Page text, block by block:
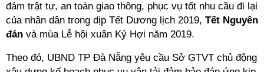
đảm trật tự, an toàn giao thông, phục vụ tốt nhu cầu đi lại
của nhân dân trong dịp Tết Dương lịch 2019, Tết Nguyên
đán và mùa Lễ hội xuân Kỷ Hợi năm 2019.
Theo đó, UBND TP Đà Nẵng yêu cầu Sở GTVT chủ động